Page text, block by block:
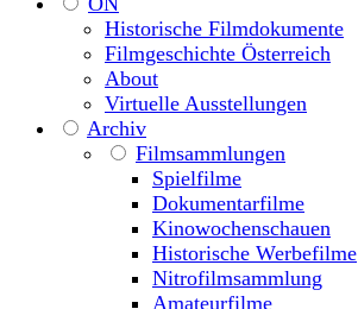
Historische Filmdokumente
Filmgeschichte Österreich
About
Virtuelle Ausstellungen
Archiv
Filmsammlungen
Spielfilme
Dokumentarfilme
Kinowochenschauen
Historische Werbefilme
Nitrofilmsammlung
Amateurfilme